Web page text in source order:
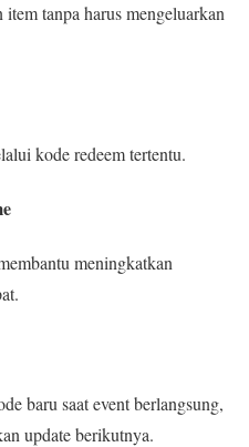
tanpa harus mengeluarkan
kode redeem tertentu.
meningkatkan
baru saat event berlangsung,
update berikutnya.